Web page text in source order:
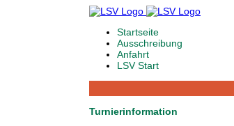
Startseite
Ausschreibung
Anfahrt
LSV Start
Turnierinformation